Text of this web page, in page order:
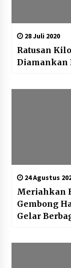
28 Juli 2020
Ratusan
Diamankan
24 Agustus
Meriahkan
Gembong
Gelar